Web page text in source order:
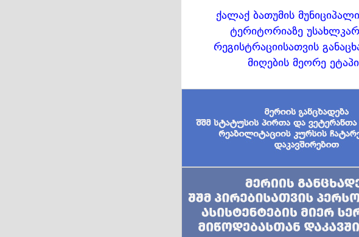
ქალაქ ბათუმის
ტერიტორიაზე
რეგისტრაციისათვის
მიღების მეორე ეტაპი